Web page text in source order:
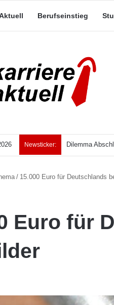
Berufseinstieg
Newsticker: Dilemma
/ 15.000 Euro für Deutschlands
Euro für